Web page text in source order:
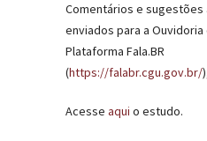
Comentários e
enviados para a Ouvidoria
Plataforma Fala.BR
(https://falabr.cgu.gov.br/
Acesse aqui o estudo.